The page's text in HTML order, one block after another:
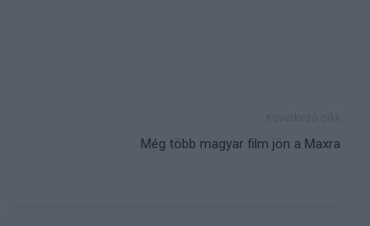
Még több magyar film jön a Maxra